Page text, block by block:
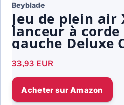
Beyblade
Jeu de plein air
lanceur à
gauche Deluxe
Dragoon 2-60C
33,93 EUR
Acheter sur Amazon